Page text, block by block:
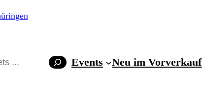
Events Neu im Vorverkauf